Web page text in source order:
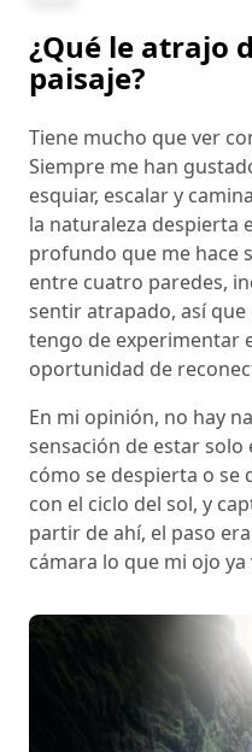
¿Qué le atrajo
paisaje?
Tiene mucho que ver
Siempre me han
esquiar, escalar y
la naturaleza despierta
profundo que me hace
entre cuatro paredes,
sentir atrapado, así
tengo de experimentar
oportunidad de
En mi opinión, no hay
sensación de estar
cómo se despierta o
con el ciclo del sol, y
partir de ahí, el paso
cámara lo que mi ojo ya